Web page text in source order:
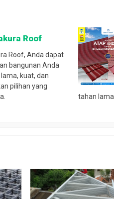
Roof
Roof, Anda dapat
bangunan Anda
kuat, dan
pilihan yang
tahan lama.